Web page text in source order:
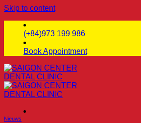
Skip to content
(+84)973 199 986
Book Appointment
Nieuws